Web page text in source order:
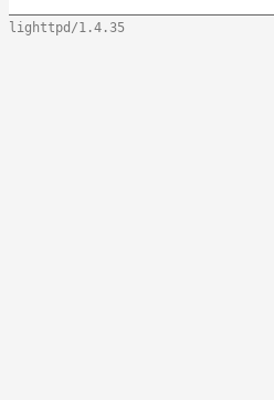
lighttpd/1.4.35